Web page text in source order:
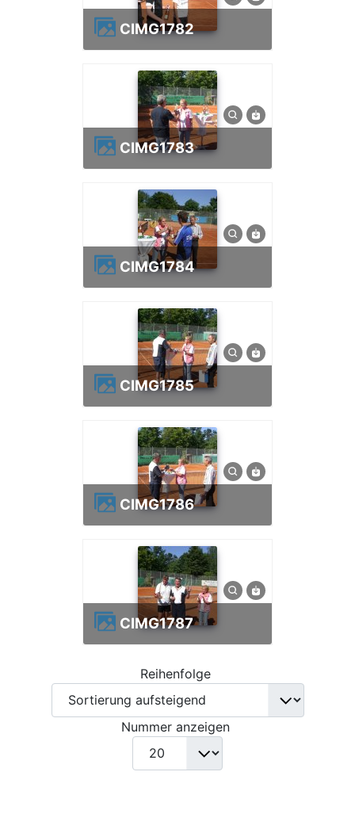
CIMG1782
CIMG1783
CIMG1784
CIMG1785
CIMG1786
CIMG1787
Reihenfolge
Nummer anzeigen